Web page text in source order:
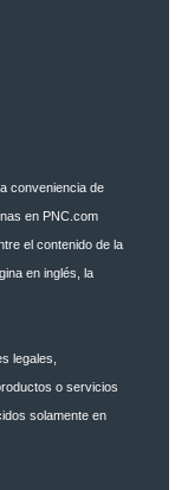
conveniencia de
en PNC.com
el contenido de la
en inglés, la
legales,
o servicios
solamente en